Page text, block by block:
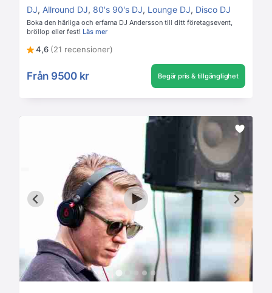
DJ, Allround DJ, 80's 90's DJ, Lounge DJ, Disco DJ
Boka den härliga och erfarna DJ Andersson till ditt företagsevent,
bröllop eller fest! Läs mer
4,6 (21 recensioner)
Från 9500 kr Begär pris & tillgänglighet